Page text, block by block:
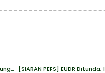
[SIARAN PERS] Kriminalisasi Marak, Satya Bumi: PermenLHK tentang Pelindungan Hukum Aktivis Lingkungan Harus Dimaksimalkan